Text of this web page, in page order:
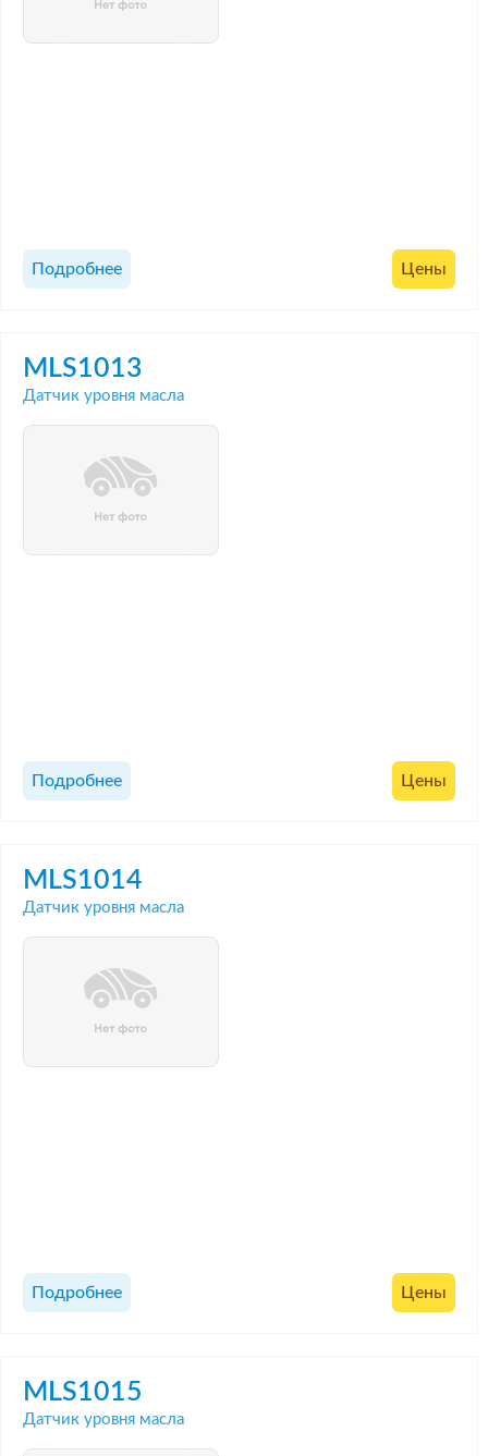
Подробнее Цены
MLS1013
Датчик уровня масла
Подробнее Цены
MLS1014
Датчик уровня масла
Подробнее Цены
MLS1015
Датчик уровня масла